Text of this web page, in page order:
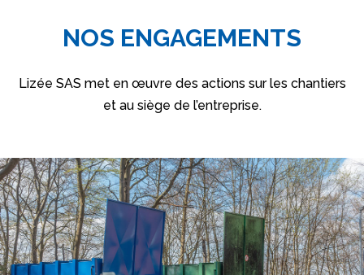
NOS ENGAGEMENTS
Lizée SAS met en œuvre des actions sur les chantiers
et au siège de l’entreprise.